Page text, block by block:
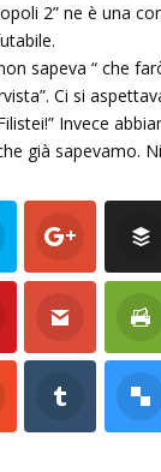
2” ne è una
sapeva “ che
Ci si
Invece
già sapevamo.